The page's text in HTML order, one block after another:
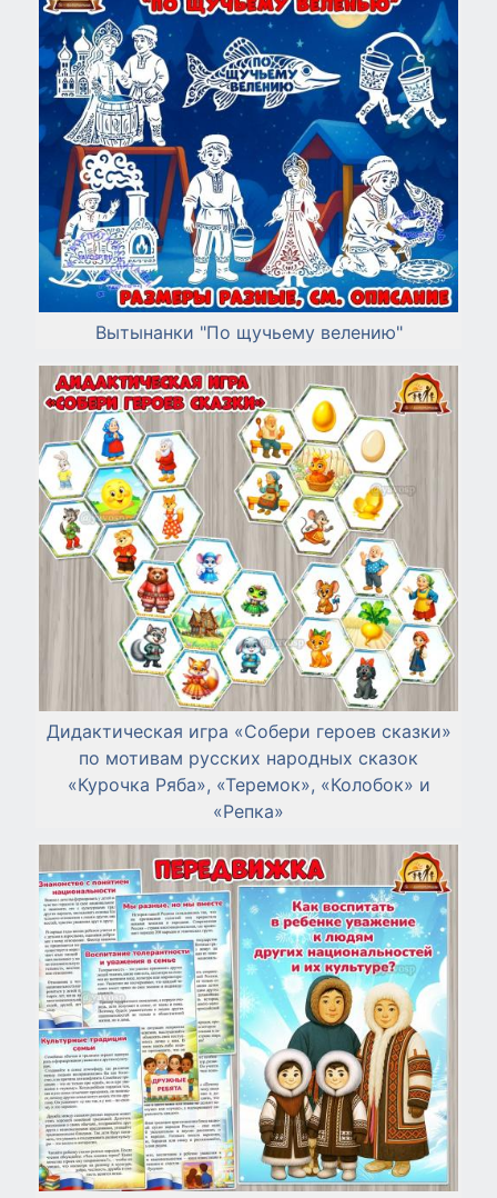
Вытынанки "По щучьему велению"
Дидактическая игра «Собери героев сказки»
по мотивам русских народных сказок
«Курочка Ряба», «Теремок», «Колобок» и
«Репка»